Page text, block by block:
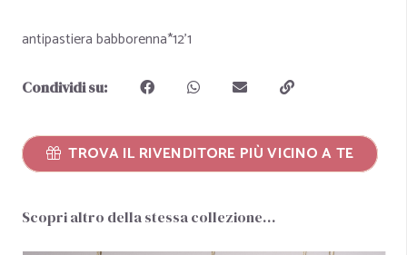
antipastiera babborenna*12'1
Condividi su:
TROVA IL RIVENDITORE PIÙ VICINO A TE
Scopri altro della stessa collezione…